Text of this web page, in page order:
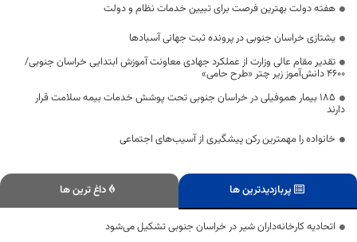
هفته دولت بهترین فرصت برای تبیین خدمات نظام و دولت
یشتازی خراسان جنوبی در پرونده ثبت جهانی آسبادها
تقدیر مقام عالی وزارت از عملکرد جهادی معاونت آموزش ابتدایی خراسان جنوبی/
۴۶۰۰ دانش‌آموز زیر چتر «طرح حامی»
۱۸۵ بیمار هموفیلی در خراسان جنوبی تحت پوشش خدمات بیمه سلامت قرار
دارند
خانواده را مهمترین رکن پیشگیری از آسیب‌های اجتماعی
پربازدیدترین ها داغ ترین ها
اتحادیه کارخانه‌داران شیر در خراسان جنوبی تشکیل می‌شود